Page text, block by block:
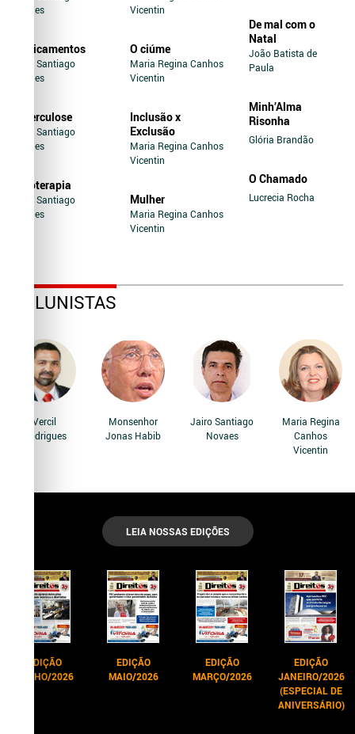
Novaes
Medicamentos
Jairo Santiago
Novaes
Tuberculose
Jairo Santiago
Novaes
Soroterapia
Jairo Santiago
Novaes
Vicentin
O ciúme
Maria Regina Canhos
Vicentin
Inclusão x
Exclusão
Maria Regina Canhos
Vicentin
Mulher
Maria Regina Canhos
Vicentin
De mal com o
Natal
João Batista de
Paula
Minh’Alma
Risonha
Glória Brandão
O Chamado
Lucrecia Rocha
COLUNISTAS
Vercil
Rodrigues
Monsenhor
Jonas Habib
Jairo Santiago
Novaes
Maria Regina
Canhos
Vicentin
LEIA NOSSAS EDIÇÕES
EDIÇÃO
JUNHO/2026
EDIÇÃO
MAIO/2026
EDIÇÃO
MARÇO/2026
EDIÇÃO
JANEIRO/2026
(ESPECIAL DE
ANIVERSÁRIO)